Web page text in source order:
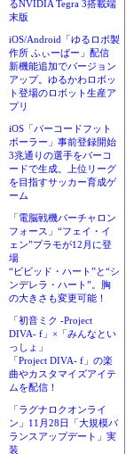
るNVIDIA Tegra 3搭載端
末版
iOS/Android「ゆるロボ製
作所 ふぃーばー」配信
新機能追加でバージョン
アップ。ゆるかわロボッ
ト登場のロボット生産ア
プリ
iOS「バーコードフット
ボーラー」事前登録開始
3兆通りの選手をバーコ
ードで生成。上位リーグ
を目指すサッカー育成ゲ
ーム
「電脳戦機バーチャロン
フォース」“フェイ・イ
ェン”プラモが12月に登
場
“ビビッド・ハート”と“シ
ンデレラ・ハート”。胸
の大きさも変更可能！
「初音ミク -Project
DIVA- f」×「みんなとい
っしょ」
「Project DIVA- f」の楽
曲やカスタマイズアイテ
ムを配信！
「ラグナロクオンライ
ン」11月28日「大規模バ
ランスアップデート」実
装